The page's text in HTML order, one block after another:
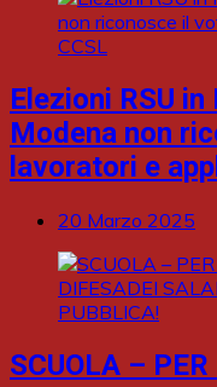
Elezioni RSU
Modena non
lavoratori e
20 Marzo 2025
SCUOLA –